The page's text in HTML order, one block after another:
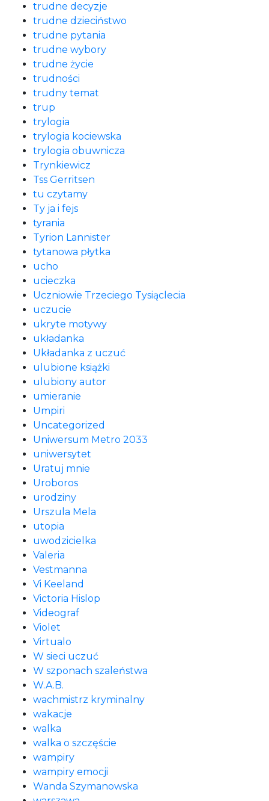
trudne decyzje
trudne dzieciństwo
trudne pytania
trudne wybory
trudne życie
trudności
trudny temat
trup
trylogia
trylogia kociewska
trylogia obuwnicza
Trynkiewicz
Tss Gerritsen
tu czytamy
Ty ja i fejs
tyrania
Tyrion Lannister
tytanowa płytka
ucho
ucieczka
Uczniowie Trzeciego Tysiąclecia
uczucie
ukryte motywy
układanka
Układanka z uczuć
ulubione książki
ulubiony autor
umieranie
Umpiri
Uncategorized
Uniwersum Metro 2033
uniwersytet
Uratuj mnie
Uroboros
urodziny
Urszula Mela
utopia
uwodzicielka
Valeria
Vestmanna
Vi Keeland
Victoria Hislop
Videograf
Violet
Virtualo
W sieci uczuć
W szponach szaleństwa
W.A.B.
wachmistrz kryminalny
wakacje
walka
walka o szczęście
wampiry
wampiry emocji
Wanda Szymanowska